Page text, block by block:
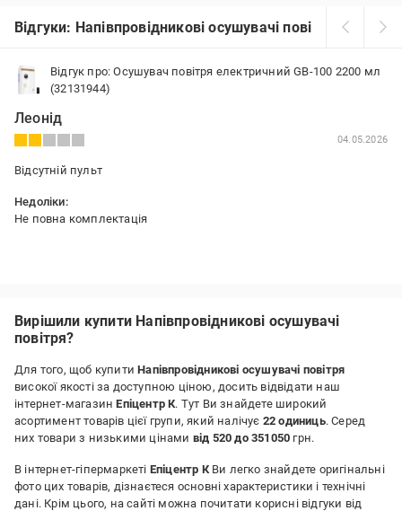
Відгуки: Напівпровідникові осушувачі повітря
Відгук про: Осушувач повітря електричний GB-100 2200 мл
(32131944)
Леонід
04.05.2026
Відсутній пульт
Недоліки:
Не повна комплектація
Вирішили купити Напівпровідникові осушувачі
повітря?
Для того, щоб купитиНапівпровідникові осушувачі повітря
високої якості за доступною ціною, досить відвідати наш
інтернет-магазинЕпіцентр К. Тут Ви знайдете широкий
асортимент товарів цієї групи, який налічує 22 одиниць. Серед
них товари з низькими цінами від 520 до 351050 грн.
В інтернет-гіпермаркеті Епіцентр КВи легко знайдете оригінальні
фото цих товарів, дізнаєтеся основні характеристики і технічні
дані. Крім цього, на сайті можна почитати корисні відгуки від